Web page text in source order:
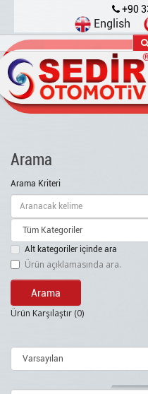
+90
English
Arama
Arama Kriteri
Alt kategoriler içinde ara
Ürün açıklamasında ara.
Ürün Karşılaştır (0)